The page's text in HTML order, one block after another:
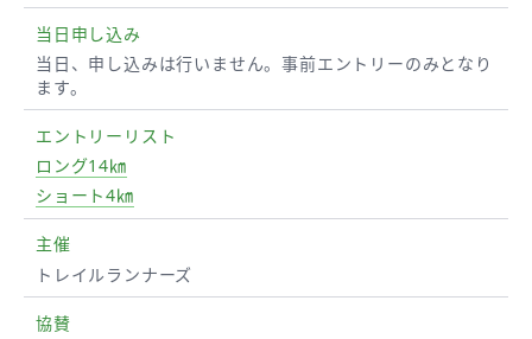
当日申し込み
当日、申し込みは行いません。事前エントリーのみとなり
ます。
エントリー リスト
ロング14㎞
ショート4㎞
主催
トレイルランナーズ
協賛